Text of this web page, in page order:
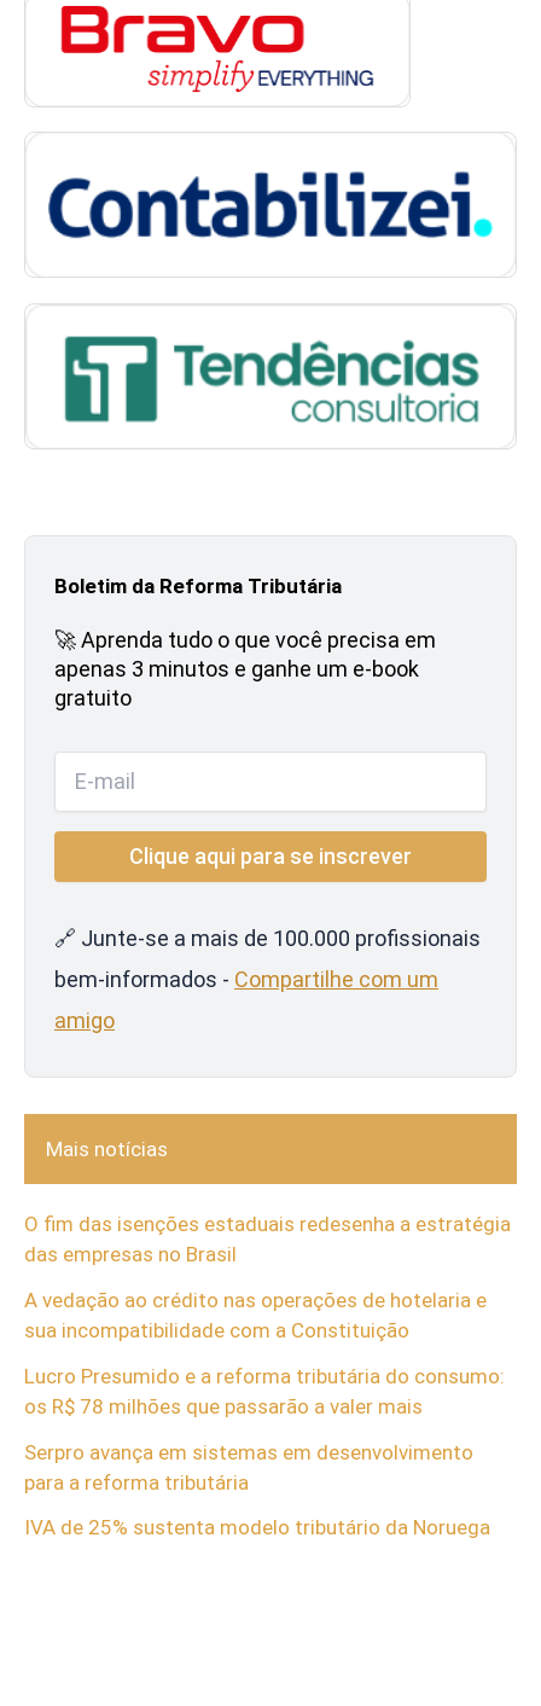
Boletim da Reforma Tributária
🚀 Aprenda tudo o que você precisa em
apenas 3 minutos e ganhe um e-book
gratuito
🔗 Junte-se a mais de 100.000 profissionais
bem-informados - Compartilhe com um
amigo
Mais notícias
O fim das isenções estaduais redesenha a estratégia
das empresas no Brasil
A vedação ao crédito nas operações de hotelaria e
sua incompatibilidade com a Constituição
Lucro Presumido e a reforma tributária do consumo:
os R$ 78 milhões que passarão a valer mais
Serpro avança em sistemas em desenvolvimento
para a reforma tributária
IVA de 25% sustenta modelo tributário da Noruega